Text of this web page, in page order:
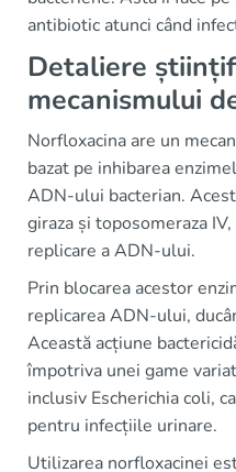
antibiotic atunci când
Detaliere
mecanismului
Norfloxacina are un
bazat pe inhibarea
ADN-ului bacterian.
giraza și toposomeraza
replicare a ADN-ului.
Prin blocarea acestor
replicarea ADN-ului,
Această acțiune
împotriva unei game
inclusiv Escherichia coli,
pentru infecțiile urinare.
Utilizarea norfloxacinei